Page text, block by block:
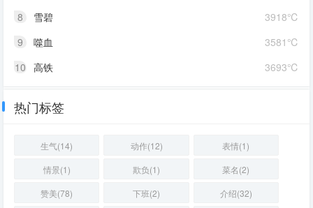
3918℃
8
雪碧
3581℃
9
噬血
3693℃
10 高铁
热门标签
生气(14) 动作(12)
表情(1)
情景(1)
欺负(1)
菜名(2)
赞美(78)
下班(2)
介绍(32)